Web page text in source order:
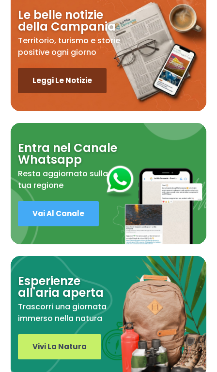
Le belle notizie
della Campania
Territorio, turismo e storie
positive ogni giorno
Leggi Le Notizie
Entra nel Canale
Whatsapp
Resta aggiornato sulla
tua regione
Vai Al Canale
Esperienze
all'aria aperta
Trascorri una giornata
immerso nella natura
Vivi La Natura